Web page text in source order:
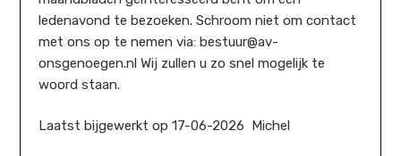
ledenavond te bezoeken. Schroom niet om contact
met ons op te nemen via: bestuur@av-
onsgenoegen.nl Wij zullen u zo snel mogelijk te
woord staan.
Laatst bijgewerkt op 17-06-2026 Michel